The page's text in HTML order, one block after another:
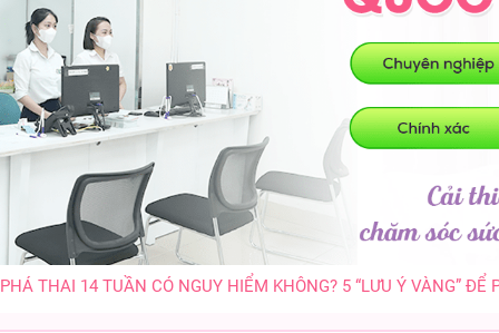
PHÁ THAI 14 TUẦN CÓ NGUY HIỂM KHÔNG? 5 “LƯU Ý VÀNG”